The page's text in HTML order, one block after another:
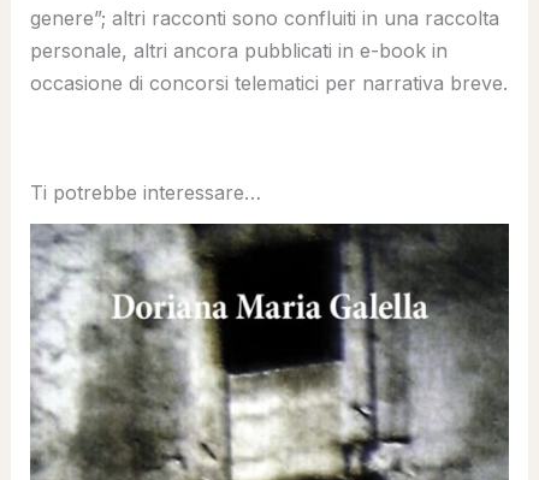
genere”; altri racconti sono confluiti in una raccolta
personale, altri ancora pubblicati in e-book in
occasione di concorsi telematici per narrativa breve.
Ti potrebbe interessare…